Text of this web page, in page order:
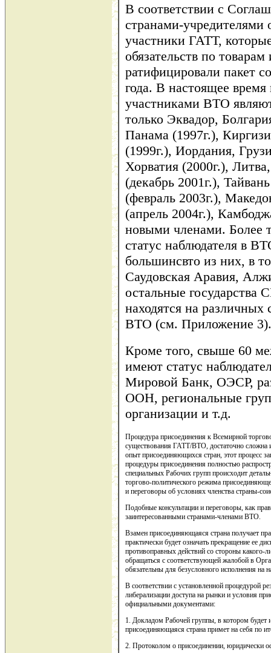
В соответствии с
странами-учредителями
участники ГАТТ,
обязательств по
ратифицировали пакет
года. В настоящее
участниками ВТО
только Эквадор,
Панама (1997г.),
(1999г.), Иордания,
Хорватия (2000г.),
(декабрь 2001г.),
(февраль 2003г.),
(апрель 2004г.),
новыми членами. Более
статус наблюдателя в
большинсвто из них, в
Саудовская Аравия,
остальные
находятся на различных
ВТО (см. Приложение 3).
Кроме того, свыше 60
имеют статус
Мировой Банк, ОЭСР,
ООН, региональные
организации и т.д.
Процедура присоединения к Всемирной
существования ГАТТ/ВТО, достаточно сложна
опыт присоединяющихся стран, этот процесс
процедуры присоединения полностью
специальных Рабочих групп происходит
торгово-политического режима
и переговоры об условиях членства страны-
Подобные консультации и переговоры, как
заинтересованными странами-членами ВТО.
Взамен присоединяющаяся страна получает
практически будет означать прекращение ее
противоправных действий со стороны какого-
обращаться с соответствующей жалобой в
обязательны для безусловного исполнения на
В соответствии с установленной процедурой
либерализации доступа на рынки и условия
официальными документами:
1. Докладом Рабочей группы, в котором будет
присоединяющаяся страна примет на себя по
2. Протоколом о присоединении, юридически